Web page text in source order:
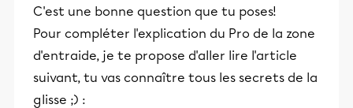
C'est une bonne question que tu poses!
Pour compléter l'explication du Pro de la zone
d'entraide, je te propose d'aller lire l'article
suivant, tu vas connaître tous les secrets de la
glisse ;) :